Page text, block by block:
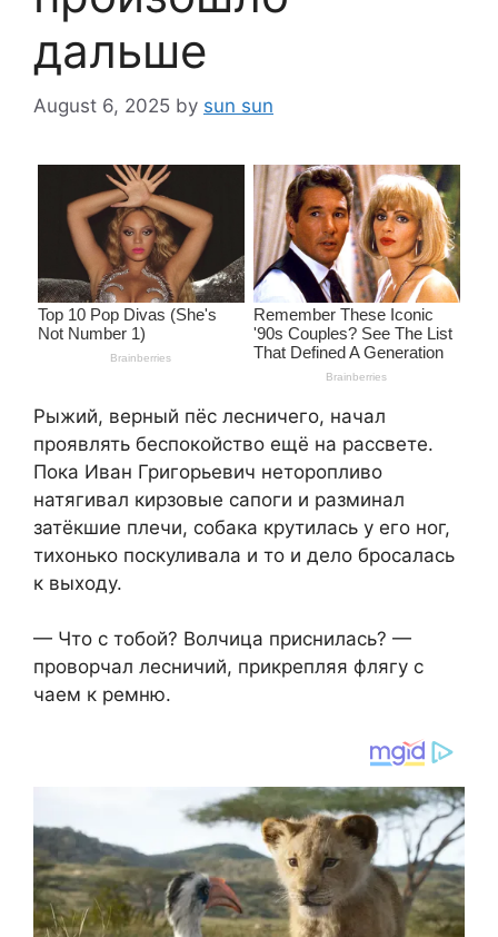
дальше
August 6, 2025 by sun sun
Рыжий, верный пёс лесничего, начал
проявлять беспокойство ещё на рассвете.
Пока Иван Григорьевич неторопливо
натягивал кирзовые сапоги и разминал
затёкшие плечи, собака крутилась у его ног,
тихонько поскуливала и то и дело бросалась
к выходу.
— Что с тобой? Волчица приснилась? —
проворчал лесничий, прикрепляя флягу с
чаем к ремню.